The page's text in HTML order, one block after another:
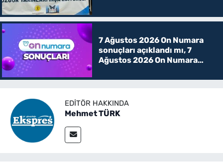
7 Ağustos 2026 On Numara
sonuçları açıklandı mı, 7
Ağustos 2026 On Numara
EDITÖR HAKKINDA
Mehmet TÜRK